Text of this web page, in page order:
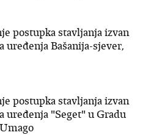
postupka stavljanja izvan
uređenja Bašanija-sjever,
postupka stavljanja izvan
uređenja "Seget" u Gradu